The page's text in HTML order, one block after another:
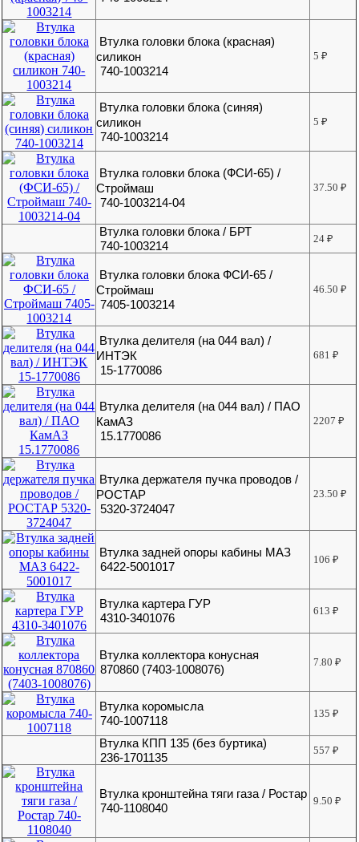
Втулка головки блока (красная)
силикон
740-1003214
5₽
Втулка головки блока (синяя)
силикон
740-1003214
5₽
Втулка головки блока (ФСИ-65) /
Строймаш
740-1003214-04
37.50₽
Втулка головки блока / БРТ
740-1003214
24₽
Втулка головки блока ФСИ-65 /
Строймаш
7405-1003214
46.50₽
Втулка делителя (на 044 вал) /
ИНТЭК
15-1770086
681₽
Втулка делителя (на 044 вал) / ПАО
КамАЗ
15.1770086
2207₽
Втулка держателя пучка проводов /
РОСТАР
5320-3724047
23.50₽
Втулка задней опоры кабины МАЗ
6422-5001017
106₽
Втулка картера ГУР
4310-3401076
613₽
Втулка коллектора конусная
870860 (7403-1008076)
7.80₽
Втулка коромысла
740-1007118
135₽
Втулка КПП 135 (без буртика)
236-1701135
557₽
Втулка кронштейна тяги газа / Ростар
740-1108040
9.50₽